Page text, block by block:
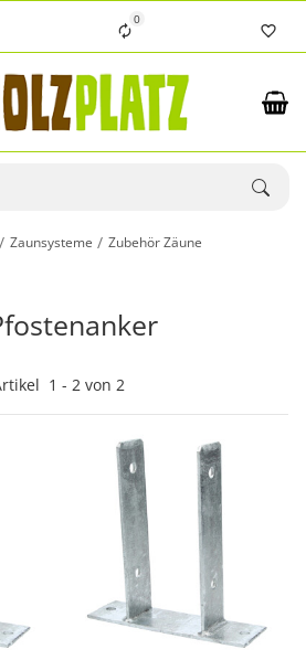
0
Zaunsysteme
Zubehör Zäune
1 - 2 von 2